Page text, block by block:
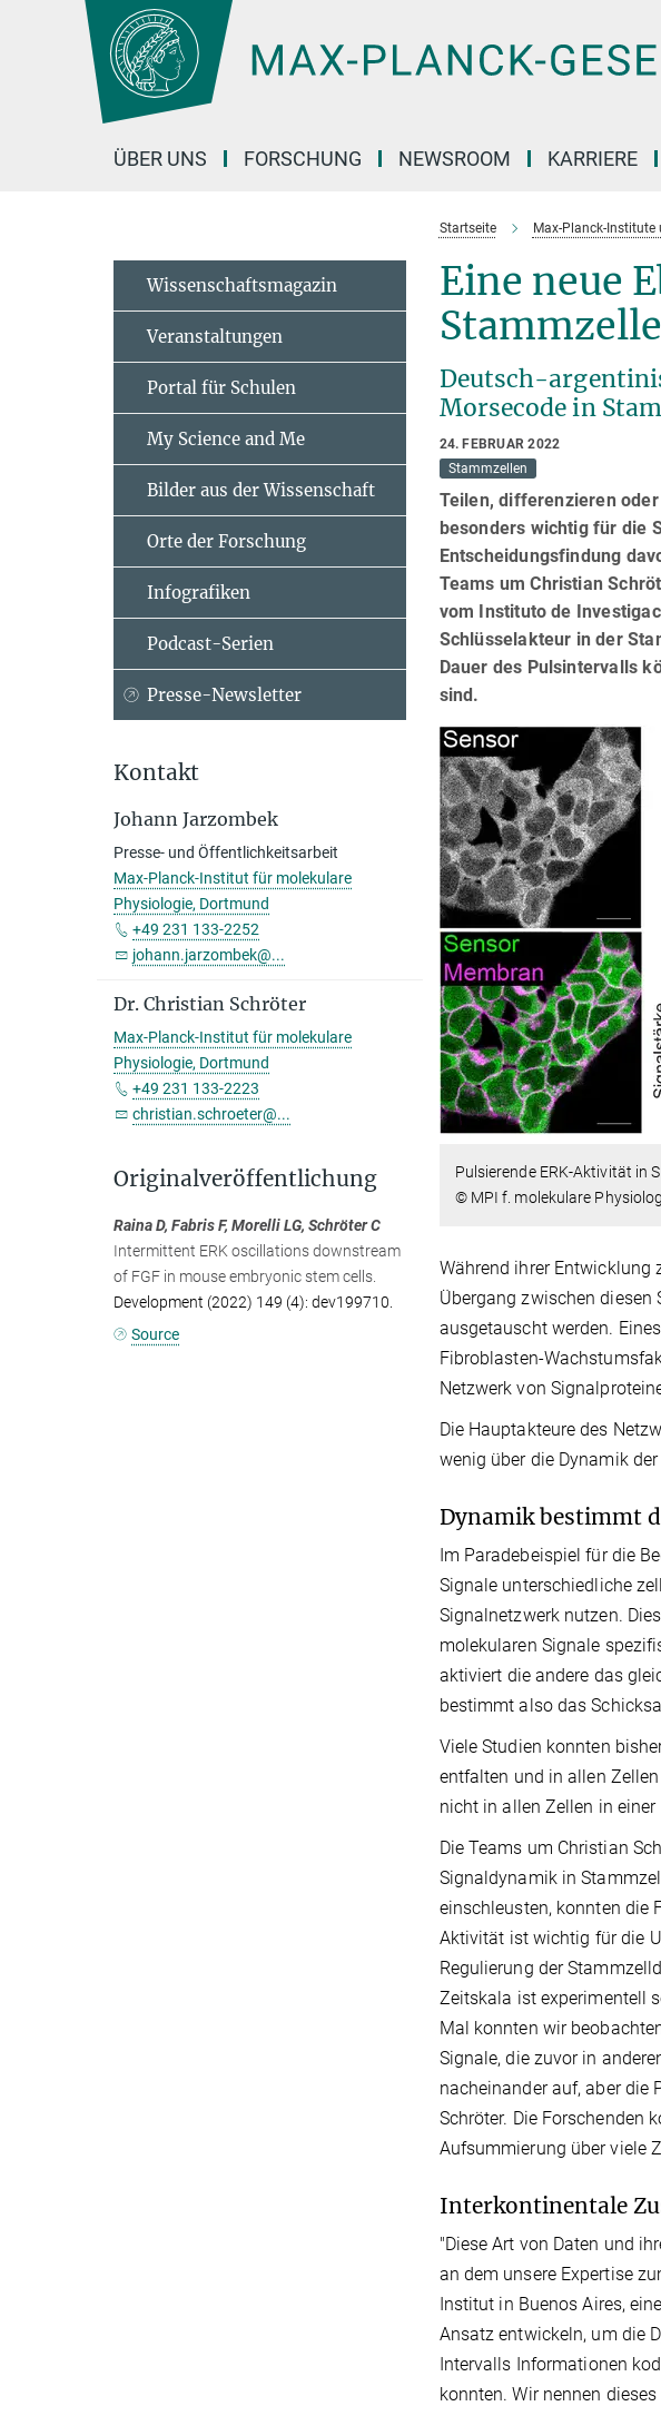
Hauptinhalt
ÜBER UNS FORSCHUNG NEWSROOM KARRIERE
Startseite Max-Planck-Institute
Eine neue
Deutsch-
Morsecode in
24. FEBRUAR 2022
Stammzellen
Teilen, differenzieren
besonders wichtig für die
Entscheidungsfindung
Teams um Christian
vom Instituto de
Schlüsselakteur in der
Dauer des Pulsintervalls
sind.
Pulsierende ERK-Aktivität in
© MPI f. molekulare
Während ihrer Entwicklung
Übergang zwischen
ausgetauscht werden.
Fibroblasten-
Netzwerk von
Die Hauptakteure des
wenig über die Dynamik
Dynamik bestimmt
Im Paradebeispiel für die
Signale unterschiedliche
Signalnetzwerk nutzen.
molekularen Signale
aktiviert die andere das
bestimmt also das
Viele Studien konnten
entfalten und in allen
nicht in allen Zellen in
Die Teams um Christian
Signaldynamik in
einschleusten, konnten die
Aktivität ist wichtig für die
Regulierung der
Zeitskala ist experimentell
Mal konnten wir
Signale, die zuvor in
nacheinander auf, aber die
Schröter. Die Forschenden
Aufsummierung über viele
Interkontinentale
"Diese Art von Daten und
an dem unsere Expertise
Institut in Buenos Aires,
Ansatz entwickeln, um die
Intervalls Informationen
konnten. Wir nennen
Wissenschaftsmagazin
Veranstaltungen
Portal für Schulen
My Science and Me
Bilder aus der Wissenschaft
Orte der Forschung
Infografiken
Podcast-Serien
Presse-Newsletter
Kontakt
Johann Jarzombek
Presse- und Öffentlichkeitsarbeit
Max-Planck-Institut für molekulare
Physiologie, Dortmund
+49 231 133-2252
johann.jarzombek@...
Dr. Christian Schröter
Max-Planck-Institut für molekulare
Physiologie, Dortmund
+49 231 133-2223
christian.schroeter@...
Originalveröffentlichung
Raina D, Fabris F, Morelli LG, Schröter C
Intermittent ERK oscillations downstream
of FGF in mouse embryonic stem cells.
Development (2022) 149 (4): dev199710.
Source